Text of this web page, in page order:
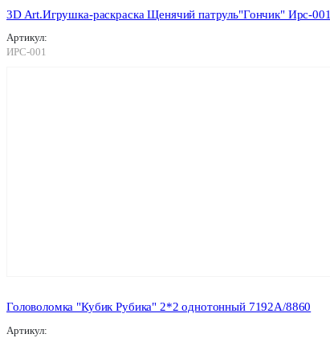
3D Art.Игрушка-раскраска Щенячий патруль"Гончик" Ирс-001
Артикул:
ИРС-001
Головоломка "Кубик Рубика" 2*2 однотонный 7192А/8860
Артикул: